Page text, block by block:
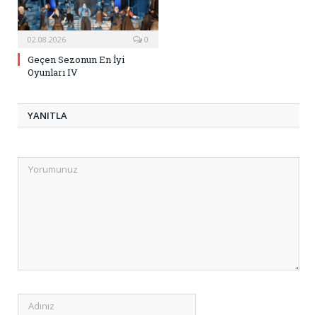
02.08.2026 0
Geçen Sezonun En İyi
Oyunları IV
YANITLA